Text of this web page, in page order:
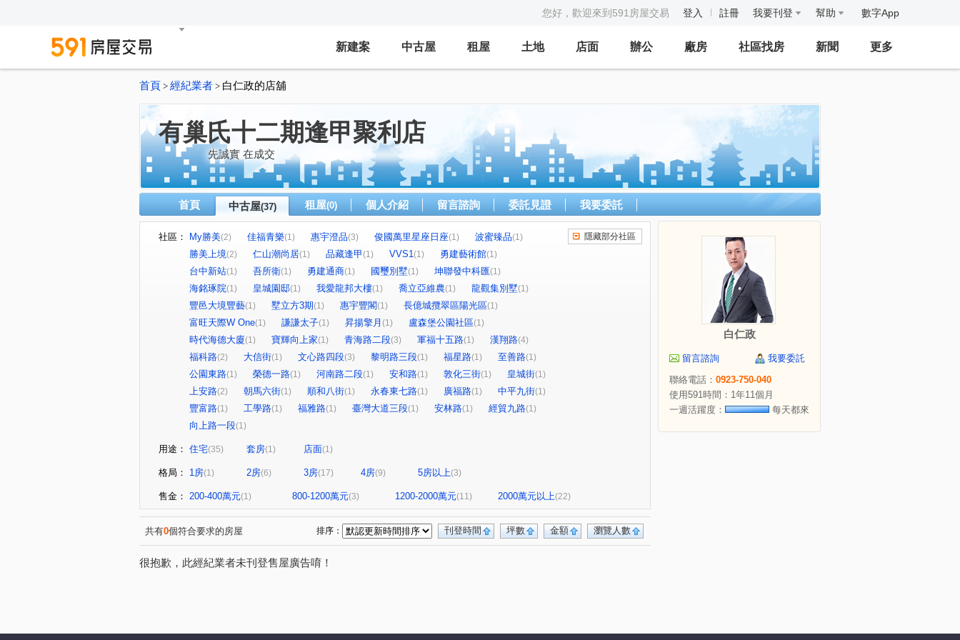
您好，歡迎來到591房屋交易 登入 註冊 我要刊登 幫助 數字App
新建案 中古屋 租屋 土地 店面 辦公 廠房 社區找房 新聞 更多
首頁 > 經紀業者 > 白仁政的店舖
有巢氏十二期逢甲聚利店
先誠實 在成交
首頁 中古屋(37) 租屋(0) 個人介紹 留言諮詢 委託見證 我要委託
社區： My勝美(2) 佳福青樂(1) 惠宇澄品(3) 俊國萬里星座日座(1) 波蜜臻品(1)
勝美上境(2) 仁山潮尚居(1) 品藏逢甲(1) VVS1(1) 勇建藝術館(1)
台中新站(1) 吾所衛(1) 勇建通商(1) 國璽別墅(1) 坤聯發中科匯(1)
海銘琢院(1) 皇城園邸(1) 我愛龍邦大樓(1) 喬立亞維農(1) 龍觀集別墅(1)
豐邑大境豐藝(1) 墅立方3期(1) 惠宇豐閣(1) 長億城攬翠區陽光區(1)
富旺天際W One(1) 謙謙太子(1) 昇揚擎月 (1) 盧森堡公園社區(1)
時代海德大廈(1) 寶輝向上家(1) 青海路二段(3) 軍福十五路(1) 漢翔路(4)
福科路(2) 大信街(1) 文心路四段(3) 黎明路三段(1) 福星路(1) 至善路(1)
公園東路(1) 榮德一路(1) 河南路二段(1) 安和路(1) 敦化三街(1) 皇城街(1)
上安路(2) 朝馬六街(1) 順和八街(1) 永春東七路(1) 廣福路(1) 中平九街(1)
豐富路(1) 工學路(1) 福雅路(1) 臺灣大道三段(1) 安林路(1) 經貿九路(1)
向上路一段(1)
隱藏部分社區
用途： 住宅(35) 套房(1) 店面(1)
格局： 1房(1) 2房(6) 3房(17) 4房(9) 5房以上(3)
售金： 200-400萬元(1) 800-1200萬元(3) 1200-2000萬元(11) 2000萬元以上(22)
共有0個符合要求的房屋 瀏覽人數
金額
坪數
刊登時間
排序：
很抱歉，此經紀業者未刊登售屋廣告唷！
白仁政
留言諮詢
我要委託
聯絡電話： 0923-750-040
使用591時間：1年11個月
一週活躍度：
每天都來